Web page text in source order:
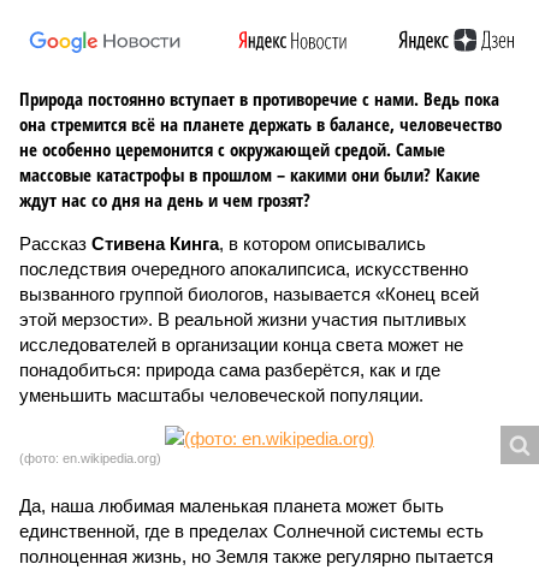
Природа постоянно вступает в противоречие с нами. Ведь пока
она стремится всё на планете держать в балансе, человечество
не особенно церемонится с окружающей средой. Самые
массовые катастрофы в прошлом – какими они были? Какие
ждут нас со дня на день и чем грозят?
Рассказ Стивена Кинга, в котором описывались
последствия очередного апокалипсиса, искусственно
вызванного группой биологов, называется «Конец всей
этой мерзости». В реальной жизни участия пытливых
исследователей в организации конца света может не
понадобиться: природа сама разберётся, как и где
уменьшить масштабы человеческой популяции.
(фото: en.wikipedia.org)
Да, наша любимая маленькая планета может быть
единственной, где в пределах Солнечной системы есть
полноценная жизнь, но Земля также регулярно пытается